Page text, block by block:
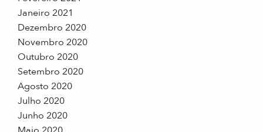
Janeiro 2021
Dezembro 2020
Novembro 2020
Outubro 2020
Setembro 2020
Agosto 2020
Julho 2020
Junho 2020